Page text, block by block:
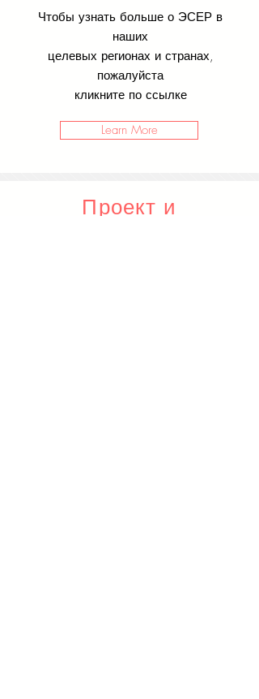
Чтобы узнать больше о ЭСЕР в
наших
целевых регионах и странах,
пожалуйста
кликните по ссылке
Learn More
Проект и